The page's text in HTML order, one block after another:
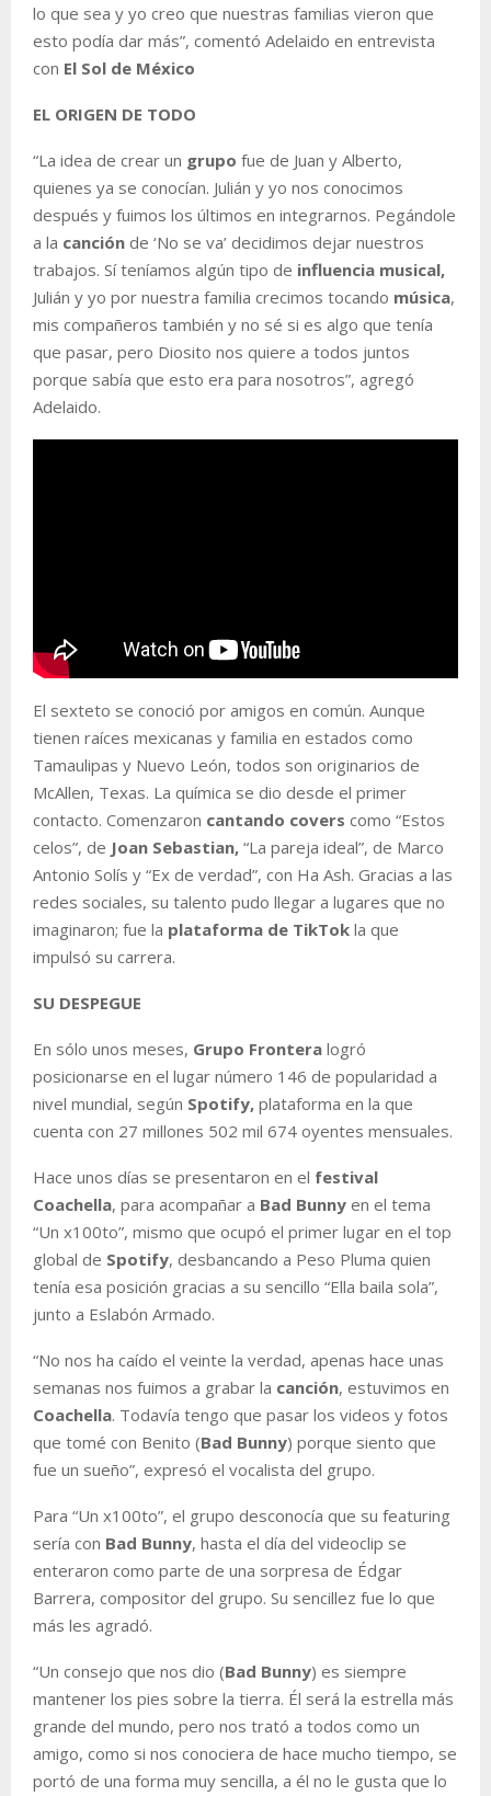
lo que sea y yo creo que nuestras familias vieron que
esto podía dar más”, comentó Adelaido en entrevista
con El Sol de México
EL ORIGEN DE TODO
“La idea de crear un grupo fue de Juan y Alberto,
quienes ya se conocían. Julián y yo nos conocimos
después y fuimos los últimos en integrarnos. Pegándole
a la canción de ‘No se va’ decidimos dejar nuestros
trabajos. Sí teníamos algún tipo de influencia musical,
Julián y yo por nuestra familia crecimos tocando música,
mis compañeros también y no sé si es algo que tenía
que pasar, pero Diosito nos quiere a todos juntos
porque sabía que esto era para nosotros”, agregó
Adelaido.
El sexteto se conoció por amigos en común. Aunque
tienen raíces mexicanas y familia en estados como
Tamaulipas y Nuevo León, todos son originarios de
McAllen, Texas. La química se dio desde el primer
contacto. Comenzaron cantando covers como “Estos
celos”, de Joan Sebastian, “La pareja ideal”, de Marco
Antonio Solís y “Ex de verdad”, con Ha Ash. Gracias a las
redes sociales, su talento pudo llegar a lugares que no
imaginaron; fue la plataforma de TikTok la que
impulsó su carrera.
SU DESPEGUE
En sólo unos meses, Grupo Frontera logró
posicionarse en el lugar número 146 de popularidad a
nivel mundial, según Spotify, plataforma en la que
cuenta con 27 millones 502 mil 674 oyentes mensuales.
Hace unos días se presentaron en el festival
Coachella, para acompañar a Bad Bunny en el tema
“Un x100to”, mismo que ocupó el primer lugar en el top
global de Spotify, desbancando a Peso Pluma quien
tenía esa posición gracias a su sencillo “Ella baila sola”,
junto a Eslabón Armado.
“No nos ha caído el veinte la verdad, apenas hace unas
semanas nos fuimos a grabar la canción, estuvimos en
Coachella. Todavía tengo que pasar los videos y fotos
que tomé con Benito (Bad Bunny) porque siento que
fue un sueño”, expresó el vocalista del grupo.
Para “Un x100to”, el grupo desconocía que su featuring
sería con Bad Bunny, hasta el día del videoclip se
enteraron como parte de una sorpresa de Édgar
Barrera, compositor del grupo. Su sencillez fue lo que
más les agradó.
“Un consejo que nos dio (Bad Bunny) es siempre
mantener los pies sobre la tierra. Él será la estrella más
grande del mundo, pero nos trató a todos como un
amigo, como si nos conociera de hace mucho tiempo, se
portó de una forma muy sencilla, a él no le gusta que lo